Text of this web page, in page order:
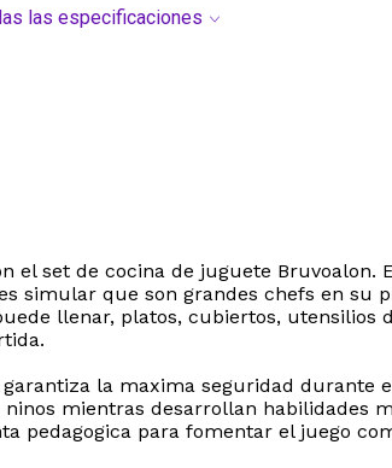
las especificaciones
set de cocina de juguete Bruvoalon.
simular que son grandes chefs en su
llenar, platos, cubiertos, utensilios
la maxima seguridad durante
mientras desarrollan habilidades
pedagogica para fomentar el juego